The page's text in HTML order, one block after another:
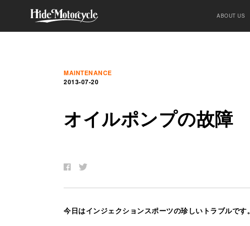
ABOUT US
MAINTENANCE
2013-07-20
オイルポンプの故障
今日はインジェクションスポーツの珍しいトラブルです。